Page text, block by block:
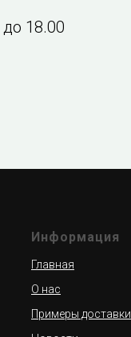
18.00
Информация
Главная
О нас
Примеры доставки